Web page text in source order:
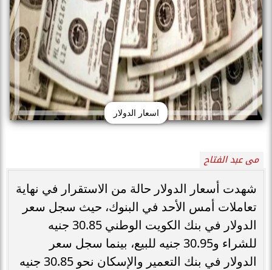
اسعار الدولار
مى عبد الفتاح
شهدت أسعار الدولار حالة من الاستقرار في نهاية
تعاملات أمس الأحد في البنوك، حيث سجل سعر
الدولار في بنك الكويت الوطني 30.85 جنيه
للشراء و30.95 جنيه للبيع، بينما سجل سعر
الدولار في بنك التعمير والإسكان نحو 30.85 جنيه